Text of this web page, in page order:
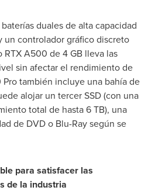
duales de alta capacidad
un controlador gráfico discreto
A500 de 4 GB lleva las
sin afectar el rendimiento de
también incluye una bahía de
alojar un tercer SSD (con una
total de hasta 6 TB), una
de DVD o Blu-Ray según se
para satisfacer las
de la industria